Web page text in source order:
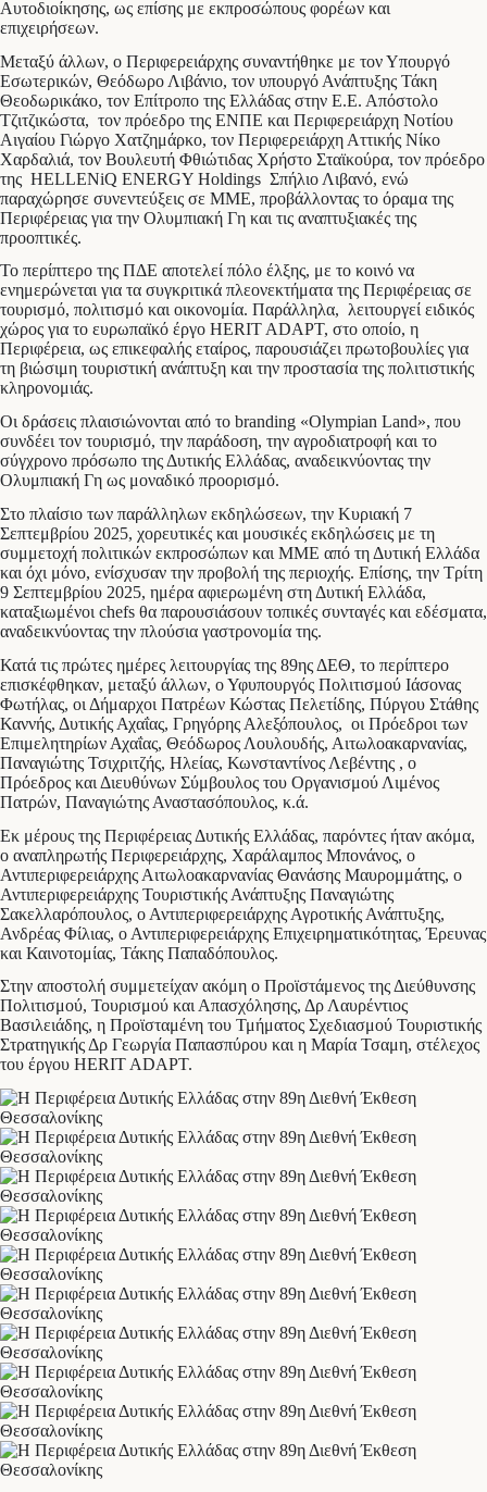
Αυτοδιοίκησης, ως επίσης με εκπροσώπους φορέων και
επιχειρήσεων.
Μεταξύ άλλων, ο Περιφερειάρχης συναντήθηκε με τον Υπουργό
Εσωτερικών, Θεόδωρο Λιβάνιο, τον υπουργό Ανάπτυξης Τάκη
Θεοδωρικάκο, τον Επίτροπο της Ελλάδας στην Ε.Ε. Απόστολο
Τζιτζικώστα, τον πρόεδρο της ΕΝΠΕ και Περιφερειάρχη Νοτίου
Αιγαίου Γιώργο Χατζημάρκο, τον Περιφερειάρχη Αττικής Νίκο
Χαρδαλιά, τον Βουλευτή Φθιώτιδας Χρήστο Σταϊκούρα, τον πρόεδρο
της HELLENiQ ENERGY Holdings Σπήλιο Λιβανό, ενώ
παραχώρησε συνεντεύξεις σε ΜΜΕ, προβάλλοντας το όραμα της
Περιφέρειας για την Ολυμπιακή Γη και τις αναπτυξιακές της
προοπτικές.
Το περίπτερο της ΠΔΕ αποτελεί πόλο έλξης, με το κοινό να
ενημερώνεται για τα συγκριτικά πλεονεκτήματα της Περιφέρειας σε
τουρισμό, πολιτισμό και οικονομία. Παράλληλα, λειτουργεί ειδικός
χώρος για το ευρωπαϊκό έργο HERIT ADAPT, στο οποίο, η
Περιφέρεια, ως επικεφαλής εταίρος, παρουσιάζει πρωτοβουλίες για
τη βιώσιμη τουριστική ανάπτυξη και την προστασία της πολιτιστικής
κληρονομιάς.
Οι δράσεις πλαισιώνονται από το branding «Olympian Land», που
συνδέει τον τουρισμό, την παράδοση, την αγροδιατροφή και το
σύγχρονο πρόσωπο της Δυτικής Ελλάδας, αναδεικνύοντας την
Ολυμπιακή Γη ως μοναδικό προορισμό.
Στο πλαίσιο των παράλληλων εκδηλώσεων, την Κυριακή 7
Σεπτεμβρίου 2025, χορευτικές και μουσικές εκδηλώσεις με τη
συμμετοχή πολιτικών εκπροσώπων και ΜΜΕ από τη Δυτική Ελλάδα
και όχι μόνο, ενίσχυσαν την προβολή της περιοχής. Επίσης, την Τρίτη
9 Σεπτεμβρίου 2025, ημέρα αφιερωμένη στη Δυτική Ελλάδα,
καταξιωμένοι chefs θα παρουσιάσουν τοπικές συνταγές και εδέσματα,
αναδεικνύοντας την πλούσια γαστρονομία της.
Κατά τις πρώτες ημέρες λειτουργίας της 89ης ΔΕΘ, το περίπτερο
επισκέφθηκαν, μεταξύ άλλων, ο Υφυπουργός Πολιτισμού Ιάσονας
Φωτήλας, οι Δήμαρχοι Πατρέων Κώστας Πελετίδης, Πύργου Στάθης
Καννής, Δυτικής Αχαΐας, Γρηγόρης Αλεξόπουλος, οι Πρόεδροι των
Επιμελητηρίων Αχαΐας, Θεόδωρος Λουλουδής, Αιτωλοακαρνανίας,
Παναγιώτης Τσιχριτζής, Ηλείας, Κωνσταντίνος Λεβέντης , ο
Πρόεδρος και Διευθύνων Σύμβουλος του Οργανισμού Λιμένος
Πατρών, Παναγιώτης Αναστασόπουλος, κ.ά.
Εκ μέρους της Περιφέρειας Δυτικής Ελλάδας, παρόντες ήταν ακόμα,
ο αναπληρωτής Περιφερειάρχης, Χαράλαμπος Μπονάνος, ο
Αντιπεριφερειάρχης Αιτωλοακαρνανίας Θανάσης Μαυρομμάτης, ο
Αντιπεριφερειάρχης Τουριστικής Ανάπτυξης Παναγιώτης
Σακελλαρόπουλος, ο Αντιπεριφερειάρχης Αγροτικής Ανάπτυξης,
Ανδρέας Φίλιας, ο Αντιπεριφερειάρχης Επιχειρηματικότητας, Έρευνας
και Καινοτομίας, Τάκης Παπαδόπουλος.
Στην αποστολή συμμετείχαν ακόμη ο Προϊστάμενος της Διεύθυνσης
Πολιτισμού, Τουρισμού και Απασχόλησης, Δρ Λαυρέντιος
Βασιλειάδης, η Προϊσταμένη του Τμήματος Σχεδιασμού Τουριστικής
Στρατηγικής Δρ Γεωργία Παπασπύρου και η Μαρία Τσαμη, στέλεχος
του έργου HERIT ADAPT.